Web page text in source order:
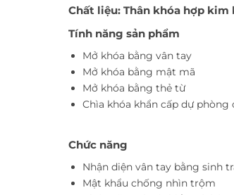
Chất liệu: Thân khóa hợp kim
Tính năng sản phẩm
Mở khóa bằng vân tay
Mở khóa bằng mật mã
Mở khóa bằng thẻ từ
Chìa khóa khẩn cấp dự phòng
Chức năng
Nhận diện vân tay bằng sinh
Mật khẩu chống nhìn trộm